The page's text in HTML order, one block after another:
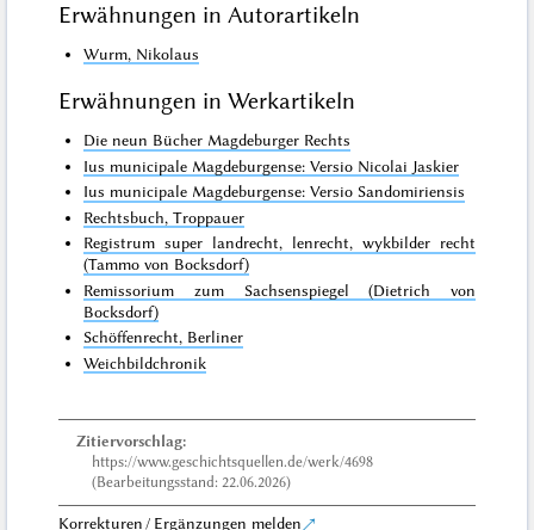
Erwähnungen in Autorartikeln
Wurm, Nikolaus
Erwähnungen in Werkartikeln
Die neun Bücher Magdeburger Rechts
Ius municipale Magdeburgense: Versio Nicolai Jaskier
Ius municipale Magdeburgense: Versio Sandomiriensis
Rechtsbuch, Troppauer
Registrum super landrecht, lenrecht, wykbilder recht
(Tammo von Bocksdorf)
Remissorium zum Sachsenspiegel (Dietrich von
Bocksdorf)
Schöffenrecht, Berliner
Weichbildchronik
Zitiervorschlag:
https://www.geschichtsquellen.de/werk/4698
(Bearbeitungsstand: 22.06.2026)
Korrekturen / Ergänzungen melden